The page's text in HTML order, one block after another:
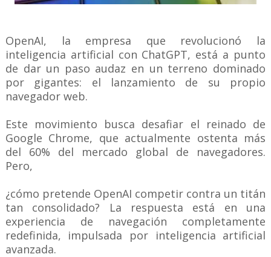
OpenAI, la empresa que revolucionó la
inteligencia artificial con ChatGPT, está a punto
de dar un paso audaz en un terreno dominado
por gigantes: el lanzamiento de su propio
navegador web.
Este movimiento busca desafiar el reinado de
Google Chrome, que actualmente ostenta más
del 60% del mercado global de navegadores.
Pero,
¿cómo pretende OpenAI competir contra un titán
tan consolidado? La respuesta está en una
experiencia de navegación completamente
redefinida, impulsada por inteligencia artificial
avanzada.